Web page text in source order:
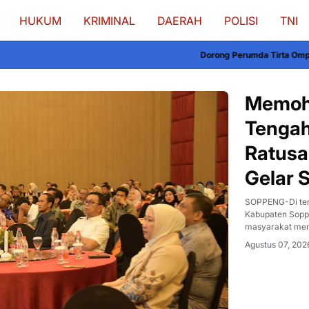
HUKUM KRIMINAL DAERAH POLISI TNI
Dorong Perumda Tirta Ompo Lebih Produktif, Bupati